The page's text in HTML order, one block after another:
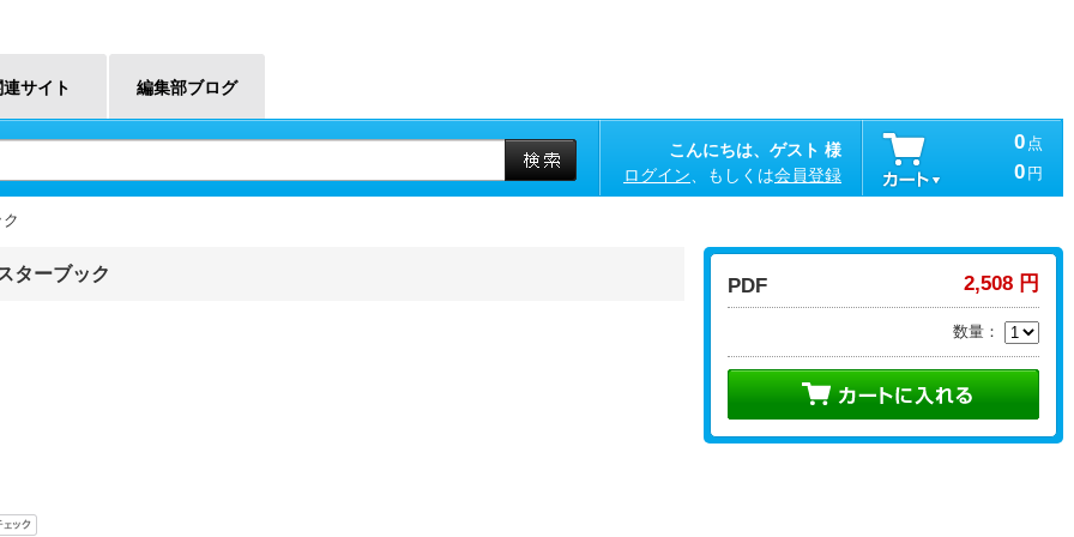
連サイト 編集部ブログ
こんにちは、ゲスト 様
ログイン 、もしくは会員登録
0 点
0 円
ターブック PDF 2,508 円
数量：